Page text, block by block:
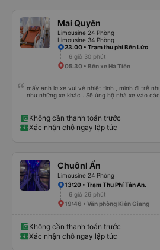
Mai Quyên
Limousine 24 Phòng
Limousine 34 Phòng
23:00 • Trạm thu phí Bến Lức
6 giờ 30 phút
05:30 • Bến xe Hà Tiên
mấy anh lơ xe vui vẻ nhiệt tình , mình đi trễ
như những xe khác . Sẽ ủng hộ nhà xe vào
Không cần thanh toán trước
Xác nhận chỗ ngay lập tức
Chuônl Ẩn
Limousine 24 Phòng
13:20 • Trạm Thu Phí Tân An.
6 giờ 26 phút
19:46 • Văn phòng Kiên Giang
Không cần thanh toán trước
Xác nhận chỗ ngay lập tức